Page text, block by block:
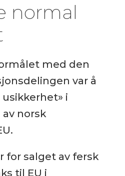
normal
med den
var å
i
norsk
for salget av fersk
til EU i